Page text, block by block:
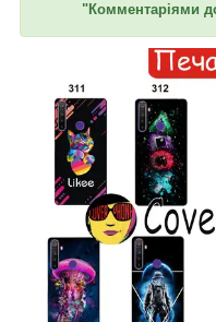
"Комментаріями